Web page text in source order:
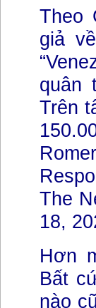
Theo
giả
quân
Trên
The
18,
Hơn
Bất
nào